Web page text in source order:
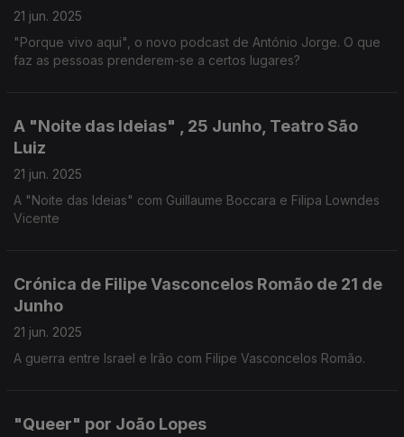
21 jun. 2025
"Porque vivo aqui", o novo podcast de António Jorge. O que
faz as pessoas prenderem-se a certos lugares?
A "Noite das Ideias" , 25 Junho, Teatro São
Luiz
21 jun. 2025
A "Noite das Ideias" com Guillaume Boccara e Filipa Lowndes
Vicente
Crónica de Filipe Vasconcelos Romão de 21 de
Junho
21 jun. 2025
A guerra entre Israel e Irão com Filipe Vasconcelos Romão.
"Queer" por João Lopes